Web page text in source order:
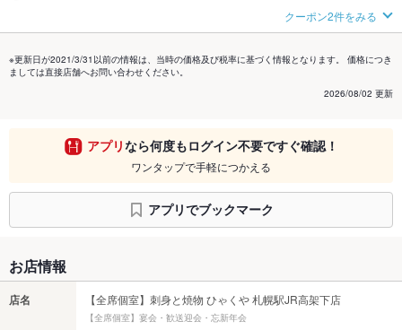
クーポン2件をみる
※更新日が2021/3/31以前の情報は、当時の価格及び税率に基づく情報となります。 価格につき
ましては直接店舗へお問い合わせください。
2026/08/02 更新
アプリなら何度もログイン不要ですぐ確認！
ワンタップで手軽につかえる
アプリでブックマーク
お店情報
店名 【全席個室】刺身と焼物 ひゃくや 札幌駅JR高架下店
【全席個室】宴会・歓送迎会・忘新年会